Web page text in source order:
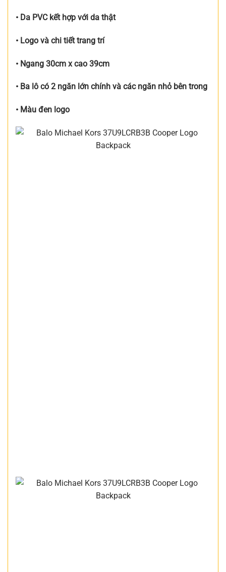
• Da PVC kết hợp với da thật
• Logo và chi tiết trang trí
• Ngang 30cm x cao 39cm
• Ba lô có 2 ngăn lớn chính và các ngăn nhỏ bên trong
• Màu đen logo